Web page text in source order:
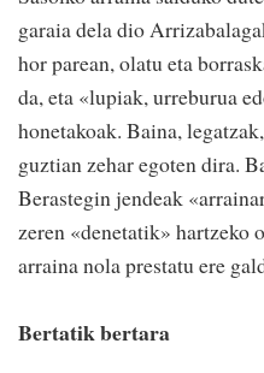
garaia dela dio
hor parean, olatu eta
da, eta «lupiak, urreburua
honetakoak. Baina,
guztian zehar egoten dira.
Berastegin jendeak
zeren «denetatik» hartzeko
arraina nola prestatu ere
Bertatik bertara